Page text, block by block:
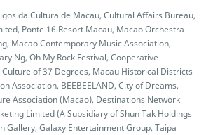
da Cultura de Macau, Cultural Affairs Bureau,
Ponte 16 Resort Macau, Macao Orchestra
Macao Contemporary Music Association,
Ng, Oh My Rock Festival, Cooperative
of 37 Degrees, Macau Historical Districts
Association, BEEBEELAND, City of Dreams,
Association (Macao), Destinations Network
Limited (A Subsidiary of Shun Tak Holdings
Gallery, Galaxy Entertainment Group, Taipa